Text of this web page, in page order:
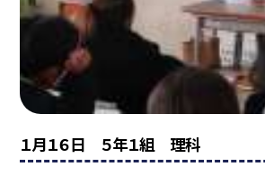
１月１６日 ５年１組 理科